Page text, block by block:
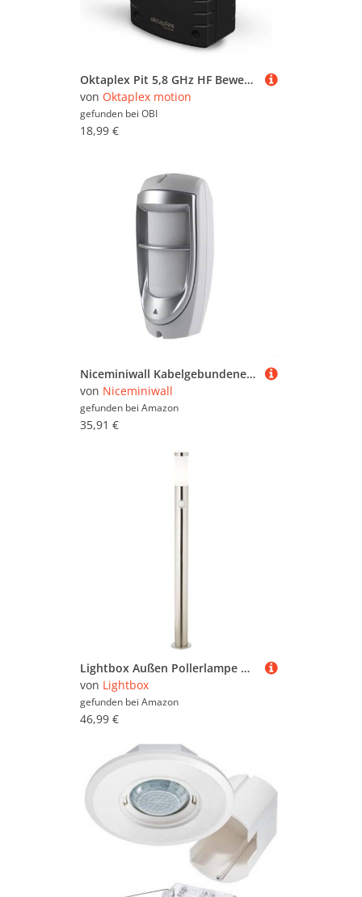
Oktaplex Pit 5,8 GHz HF Bewegungsmelder 15m Präsenzmelder Anwesenheitssensor Schwarz
von Oktaplex motion
gefunden bei OBI
18,99 €
Niceminiwall Kabelgebundener PIR-Bewegungsmelder, Alarm, Outdoor, wasserdicht, Infrarot-Sicherheitssensor, 110 Grad Erfassungsbereich, 8–12 m, Einbruchmeldeanlage, ABS, Grau
von Niceminiwall
gefunden bei Amazon
35,91 €
Lightbox Außen Pollerlampe mit Bewegungsmelder - 80 cm Höhe - Ø 8 cm - Basic Outdoor Wegeleuchte - für den Garten - E27 Fassung - max. 40 W - aus rostfreiem Edelstahl & Kunststoff
von Lightbox
gefunden bei Amazon
46,99 €